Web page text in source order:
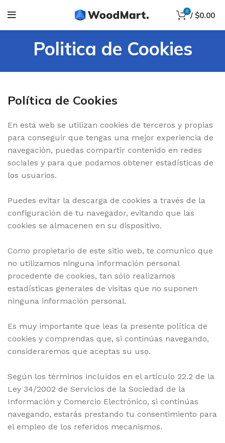
0 / $0.00
Politica de Cookies
Política de Cookies
En esta web se utilizan cookies de terceros y propias
para conseguir que tengas una mejor experiencia de
navegación, puedas compartir contenido en redes
sociales y para que podamos obtener estadísticas de
los usuarios.
Puedes evitar la descarga de cookies a través de la
configuración de tu navegador, evitando que las
cookies se almacenen en su dispositivo.
Como propietario de este sitio web, te comunico que
no utilizamos ninguna información personal
procedente de cookies, tan sólo realizamos
estadísticas generales de visitas que no suponen
ninguna información personal.
Es muy importante que leas la presente política de
cookies y comprendas que, si continúas navegando,
consideraremos que aceptas su uso.
Según los términos incluidos en el artículo 22.2 de la
Ley 34/2002 de Servicios de la Sociedad de la
Información y Comercio Electrónico, si continúas
navegando, estarás prestando tu consentimiento para
el empleo de los referidos mecanismos.